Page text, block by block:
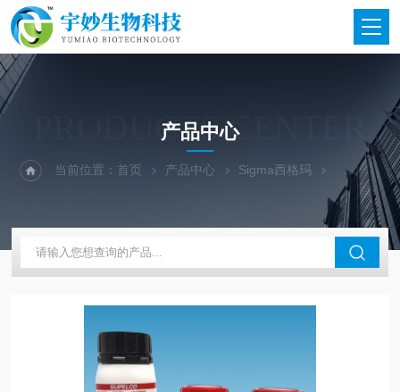
PRODUCTS CENTER
产品中心
当前位置：首页 产品中心 Sigma西格玛 西格玛试剂